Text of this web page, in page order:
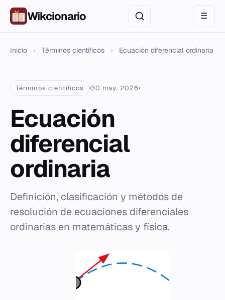
Wikcionario ☰
Inicio › Términos científicos › Ecuación diferencial ordinaria
Términos científicos 30 may. 2026
Ecuación
diferencial
ordinaria
Definición, clasificación y métodos de
resolución de ecuaciones diferenciales
ordinarias en matemáticas y física.